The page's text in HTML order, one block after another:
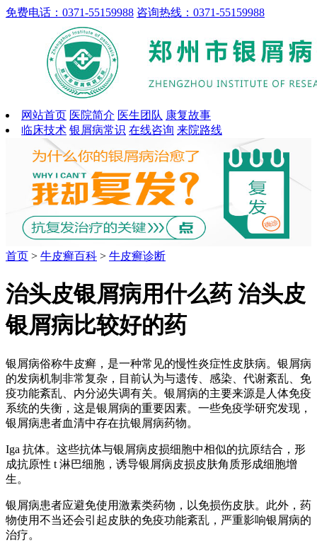
免费电话：0371-55159988 咨询热线：0371-55159988
网站首页 医院简介 医生团队 康复故事
临床技术 银屑病常识 在线咨询 来院路线
首页 > 牛皮癣百科 > 牛皮癣诊断
治头皮银屑病用什么药 治头皮
银屑病比较好的药
银屑病俗称牛皮癣，是一种常见的慢性炎症性皮肤病。银屑病
的发病机制非常复杂，目前认为与遗传、感染、代谢紊乱、免
疫功能紊乱、内分泌失调有关。银屑病的主要来源是人体免疫
系统的失衡，这是银屑病的重要因素。一些免疫学研究发现，
银屑病患者血清中存在抗银屑病药物。
Iga 抗体。这些抗体与银屑病皮损细胞中相似的抗原结合，形
成抗原性 t 淋巴细胞，诱导银屑病皮损皮肤角质形成细胞增
生。
银屑病患者应避免使用激素类药物，以免损伤皮肤。此外，药
物使用不当还会引起皮肤的免疫功能紊乱，严重影响银屑病的
治疗。